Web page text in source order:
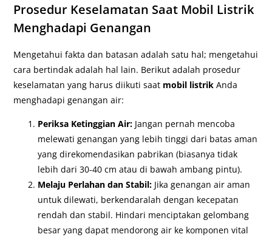
Prosedur Keselamatan Saat Mobil Listrik
Menghadapi Genangan
Mengetahui fakta dan batasan adalah satu hal; mengetahui
cara bertindak adalah hal lain. Berikut adalah prosedur
keselamatan yang harus diikuti saat mobil listrik Anda
menghadapi genangan air:
Periksa Ketinggian Air: Jangan pernah mencoba
melewati genangan yang lebih tinggi dari batas aman
yang direkomendasikan pabrikan (biasanya tidak
lebih dari 30-40 cm atau di bawah ambang pintu).
Melaju Perlahan dan Stabil: Jika genangan air aman
untuk dilewati, berkendaralah dengan kecepatan
rendah dan stabil. Hindari menciptakan gelombang
besar yang dapat mendorong air ke komponen vital